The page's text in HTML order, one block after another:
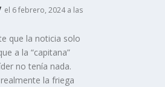
el 6 febrero, 2024 a las
que la noticia solo
a la “capitana”
no tenía nada.
la friega